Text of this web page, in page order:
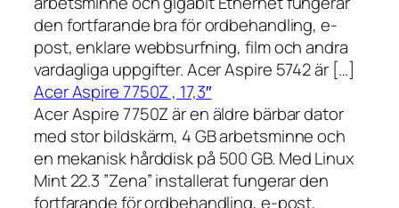
den fortfarande bra för ordbehandling, e-
post, enklare webbsurfning, film och andra
vardagliga uppgifter. Acer Aspire 5742 är […]
Acer Aspire 7750Z , 17,3″
Acer Aspire 7750Z är en äldre bärbar dator
med stor bildskärm, 4 GB arbetsminne och
en mekanisk hårddisk på 500 GB. Med Linux
Mint 22.3 ”Zena” installerat fungerar den
fortfarande för ordbehandling, e-post,